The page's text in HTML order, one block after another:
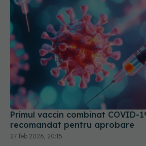
Primul vaccin combinat COVID-
recomandat pentru aprobare
27 feb 2026, 20:15